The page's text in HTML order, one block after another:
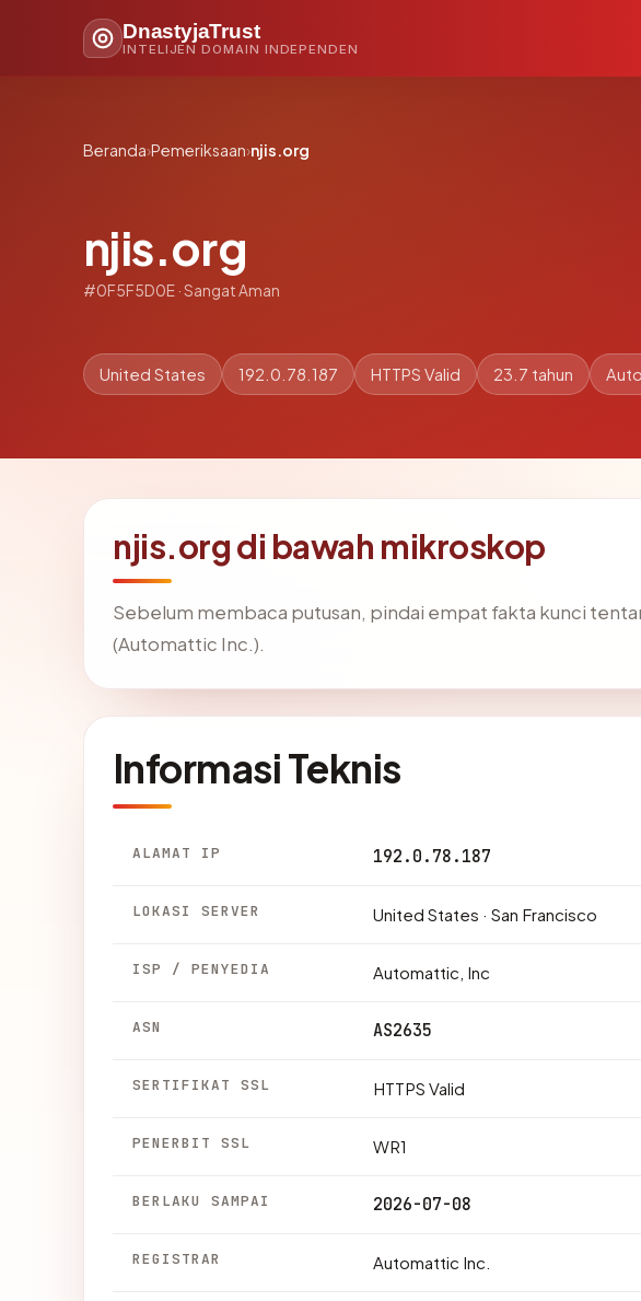
DnastyjaTrust
INTELIJEN DOMAIN INDEPENDEN
Beranda›Pemeriksaan›njis.org
njis.org
#0F5F5D0E · Sangat Aman
United States 192.0.78.187 HTTPS Valid 23.7 tahun
njis.org di bawah mikroskop
Sebelum membaca putusan, pindai empat fakta kunci
(Automattic Inc.).
Informasi Teknis
ALAMAT IP 192.0.78.187
LOKASI SERVER United States · San Francisco
ISP / PENYEDIA Automattic, Inc
ASN AS2635
SERTIFIKAT SSL HTTPS Valid
PENERBIT SSL WR1
BERLAKU SAMPAI 2026-07-08
REGISTRAR Automattic Inc.